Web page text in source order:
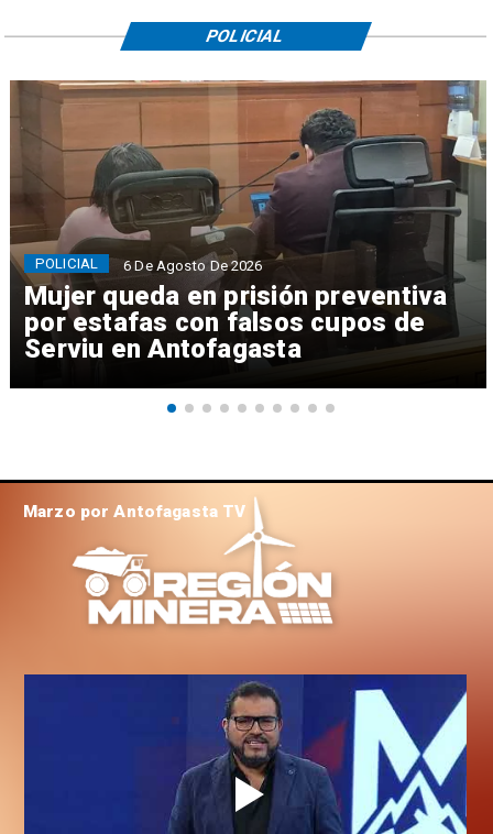
Mujer queda en prisión preventiva
por estafas con falsos cupos de
Serviu en Antofagasta
POLICIAL 6 De Agosto De 2026
POLICIAL
Marzo por Antofagasta TV